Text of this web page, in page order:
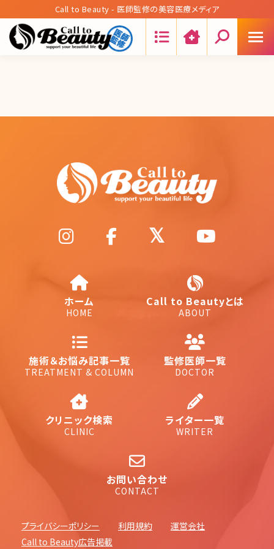
Call to Beauty - 医師監修の美容医療メディア
ホーム
HOME
Call to Beautyとは
ABOUT
施術＆お悩み記事一覧
TREATMENT & COLUMN
監修医師一覧
DOCTOR
クリニック検索
CLINIC
ライター一覧
WRITER
お問い合わせ
CONTACT
プライバシーポリシー 利用規約
運営会社
Call to Beauty広告掲載